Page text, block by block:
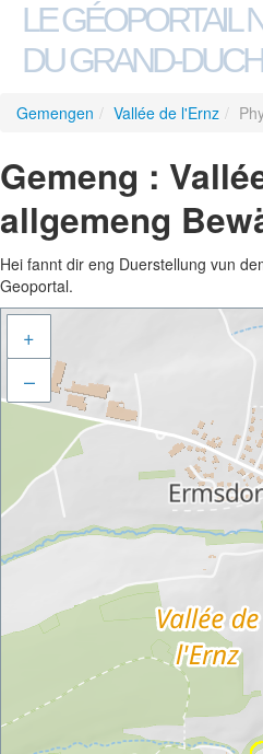
LE GÉOPORTAIL
DU GRAND-
Gemengen / Vallée de l'Ernz /
Gemeng :
allgemeng
Hei fannt dir eng Duerstellung vun
Geoportal.
+
–